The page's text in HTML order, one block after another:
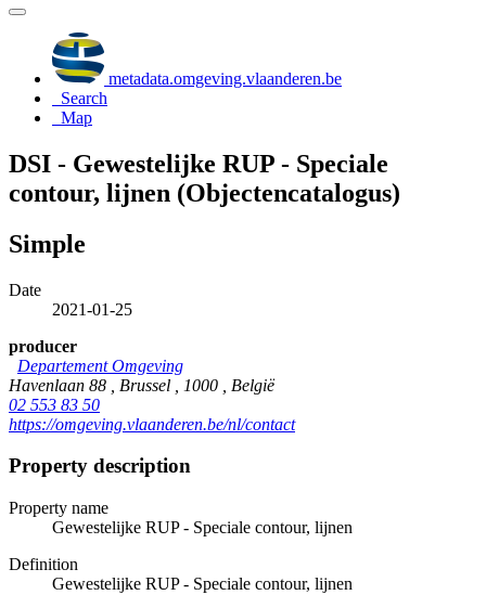
metadata.omgeving.vlaanderen.be
Search
Map
DSI - Gewestelijke RUP - Speciale
contour, lijnen (Objectencatalogus)
Simple
Date
2021-01-25
producer
Departement Omgeving
Havenlaan 88 , Brussel , 1000 , België
02 553 83 50
https://omgeving.vlaanderen.be/nl/contact
Property description
Property name
Gewestelijke RUP - Speciale contour, lijnen
Definition
Gewestelijke RUP - Speciale contour, lijnen